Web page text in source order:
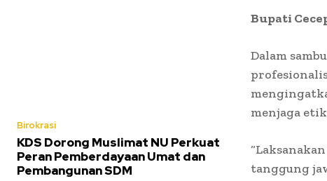
Birokrasi
KDS Dorong Muslimat NU Perkuat
Peran Pemberdayaan Umat dan
Pembangunan SDM
Bupati
Dalam
menjaga
tanggung